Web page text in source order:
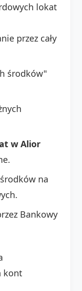
lokat
przez cały
środków"
w Alior
na
Bankowy
kont